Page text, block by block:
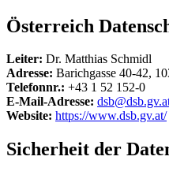
Österreich
Leiter: Dr. Matthias Schmidl
Adresse: Barichgasse 40-42,
Telefonnr.: +43 1 52 152-0
E-Mail-Adresse:
Website: https://www.dsb.gv.at/
Sicherheit der